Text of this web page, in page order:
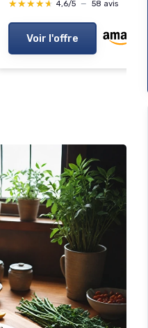
★★★★★
★★★★★ 4,6/5 — 58 avis
Voir l'offre